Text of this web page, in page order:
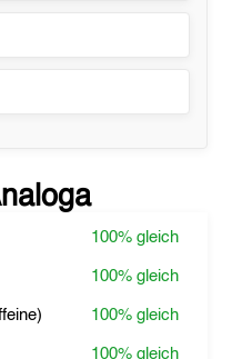
100% gleich
100% gleich
100% gleich
100% gleich